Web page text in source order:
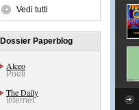
Vedi tutti
Dossier Paperblog
Alceo
Poeti
The Daily
Internet